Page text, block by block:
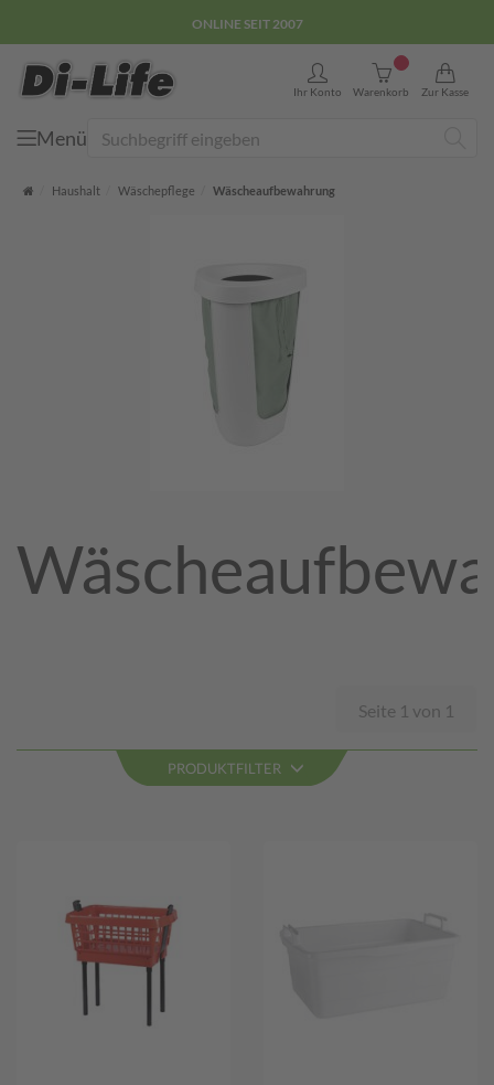
ONLINE SEIT 2007
Ihr Konto Warenkorb
0
Zur Kasse
Menü
Startseite
Haushalt Wäschepflege Wäscheaufbewahrung
Seite 1 von 1
PRODUKTFILTER